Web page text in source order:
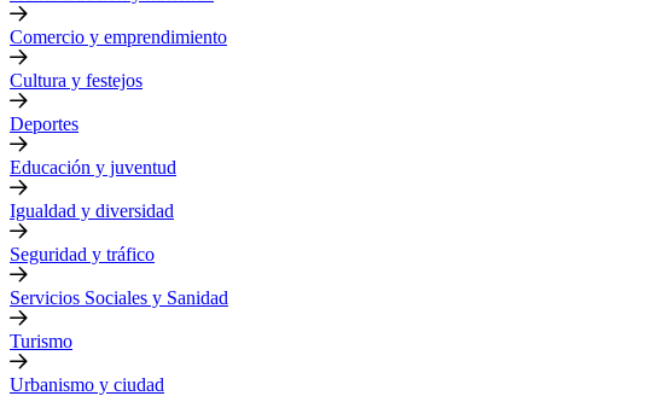
Comercio y emprendimiento
Cultura y festejos
Deportes
Educación y juventud
Igualdad y diversidad
Seguridad y tráfico
Servicios Sociales y Sanidad
Turismo
Urbanismo y ciudad